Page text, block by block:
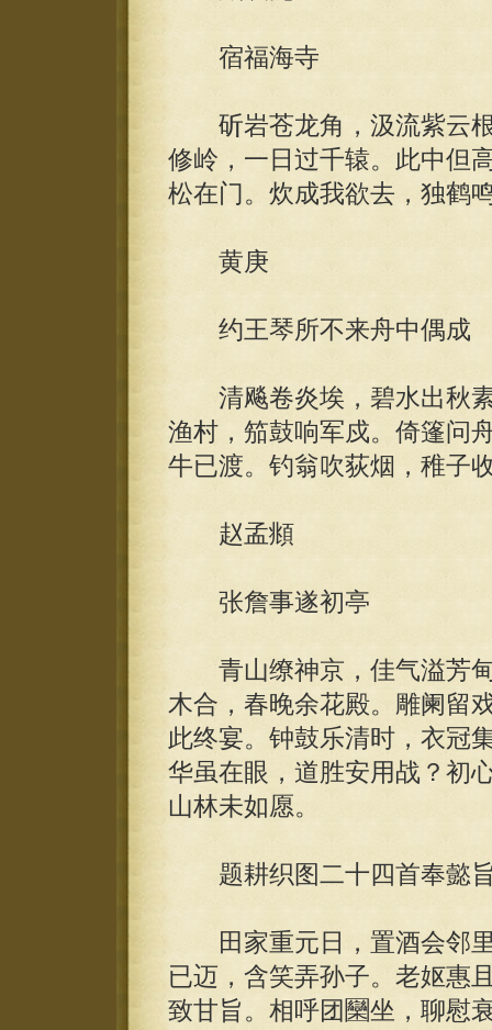
宿福海寺
斫岩苍龙角，汲流紫云根
修岭，一日过千辕。此中但
松在门。炊成我欲去，独鹤
黄庚
约王琴所不来舟中偶成
清飚卷炎埃，碧水出秋素
渔村，笳鼓响军戍。倚篷问
牛已渡。钓翁吹荻烟，稚子
赵孟頫
张詹事遂初亭
青山缭神京，佳气溢芳甸
木合，春晚余花殿。雕阑留
此终宴。钟鼓乐清时，衣冠
华虽在眼，道胜安用战？初
山林未如愿。
题耕织图二十四首奉懿
田家重元日，置酒会邻里
已迈，含笑弄孙子。老妪惠
致甘旨。相呼团圞坐，聊慰